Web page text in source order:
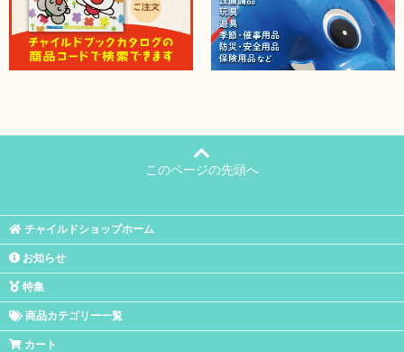
このページの先頭へ
チャイルドショップホーム
お知らせ
特集
商品カテゴリー一覧
カート